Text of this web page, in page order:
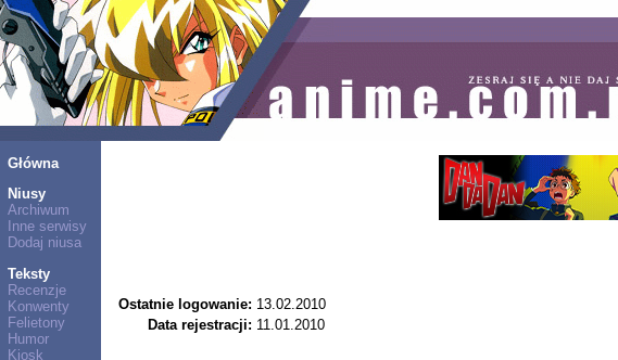
Główna
Niusy
Archiwum
Inne serwisy
Dodaj niusa
Teksty
Recenzje
Konwenty
Felietony
Humor
Kiosk
Ostatnie logowanie: 13.02.2010
Data rejestracji: 11.01.2010